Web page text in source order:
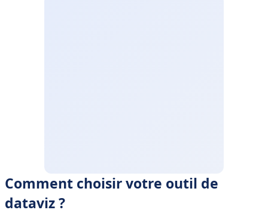
Comment choisir votre outil de
dataviz ?